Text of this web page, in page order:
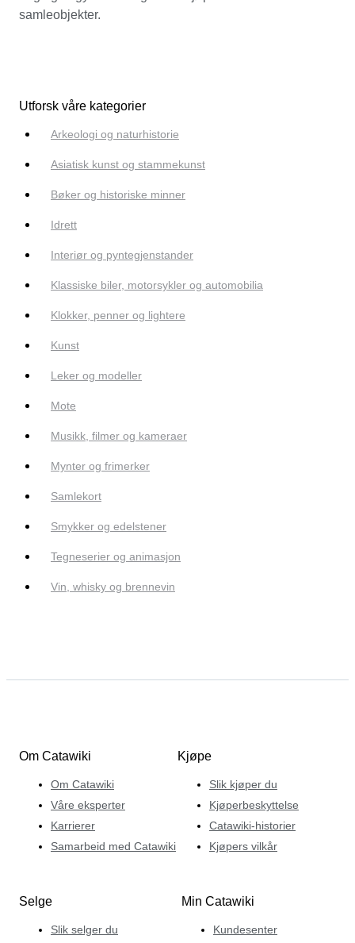
samleobjekter.
Utforsk våre kategorier
Arkeologi og naturhistorie
Asiatisk kunst og stammekunst
Bøker og historiske minner
Idrett
Interiør og pyntegjenstander
Klassiske biler, motorsykler og automobilia
Klokker, penner og lightere
Kunst
Leker og modeller
Mote
Musikk, filmer og kameraer
Mynter og frimerker
Samlekort
Smykker og edelstener
Tegneserier og animasjon
Vin, whisky og brennevin
Om Catawiki
Om Catawiki
Våre eksperter
Karrierer
Samarbeid med Catawiki
Kjøpe
Slik kjøper du
Kjøperbeskyttelse
Catawiki-historier
Kjøpers vilkår
Selge
Slik selger du
Min Catawiki
Kundesenter